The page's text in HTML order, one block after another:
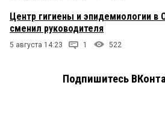
Центр гигиены и эпидемиологии в
сменил руководителя
5 августа 14:23 1 522
Подпишитесь